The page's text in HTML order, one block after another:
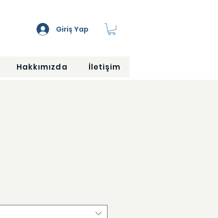
Giriş Yap
Hakkımızda İletişim